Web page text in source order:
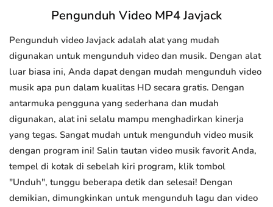
Pengunduh Video MP4 Javjack
Pengunduh video Javjack adalah alat yang mudah
digunakan untuk mengunduh video dan musik. Dengan alat
luar biasa ini, Anda dapat dengan mudah mengunduh video
musik apa pun dalam kualitas HD secara gratis. Dengan
antarmuka pengguna yang sederhana dan mudah
digunakan, alat ini selalu mampu menghadirkan kinerja
yang tegas. Sangat mudah untuk mengunduh video musik
dengan program ini! Salin tautan video musik favorit Anda,
tempel di kotak di sebelah kiri program, klik tombol
"Unduh", tunggu beberapa detik dan selesai! Dengan
demikian, dimungkinkan untuk mengunduh lagu dan video